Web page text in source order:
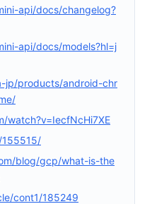
api/docs/changelog?
api/docs/models?hl=j
jp/products/android-chr
watch?v=IecfNcHi7XE
blog/gcp/what-is-the
cont1/185249